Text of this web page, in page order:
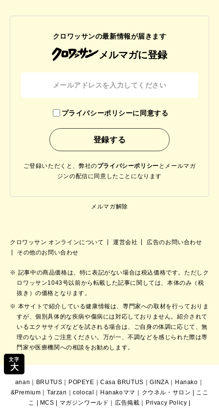
文字
大
クロワッサンの最新情報が届きます
メルマガに登録
プライバシーポリシーに同意する
ご登録いただくと、弊社のプライバシーポリシー と メールマガ
ジンの配信に同意したことになります
メルマガ解除
クロワッサン オンラインについて 運営会社
広告のお問い合わせ
その他のお問い合わせ
記事中の商品価格は、特に表記がない場合は税込価格です。ただしク
ロワッサン1043号以前から転載した記事に関しては、本体のみ（税
抜き）の価格となります。
本サイトで紹介している健康情報は、専門家への取材を行っておりま
すが、個別具体的な疾病や傷病には対応しておりません。紹介されて
いるエクササイズなどを試される場合は、ご自身の体調に応じて、無
理のないようご注意ください。万が一、不調などを感じられた際は専
門家や医療機関への相談をお勧めします。
anan ｜ BRUTUS ｜ POPEYE ｜Casa BRUTUS ｜GINZA ｜ Hanako ｜
&Premium ｜Tarzan ｜colocal ｜ Hanakoママ ｜ クウネル・サロン | ここ
こ
| MCS | マガジンワールド ｜ 広告掲載 ｜ Privacy Policy |